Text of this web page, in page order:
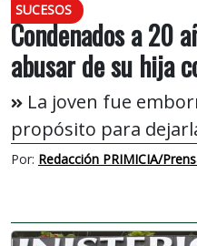
SUCESOS
Condenados a 20
abusar de su hija
La joven fue
propósito para
Por: Redacción PRIMICIA/